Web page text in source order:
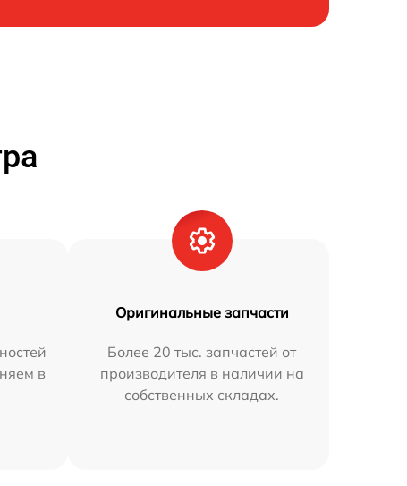
в
Оригинальные запчасти
Более 20 тыс. запчастей от
производителя в наличии на
собственных складах.